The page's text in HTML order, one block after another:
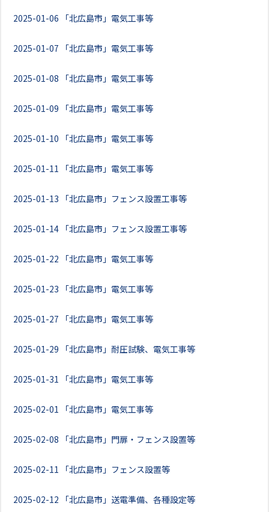
2025-01-06 「北広島市」電気工事等
2025-01-07 「北広島市」電気工事等
2025-01-08 「北広島市」電気工事等
2025-01-09 「北広島市」電気工事等
2025-01-10 「北広島市」電気工事等
2025-01-11 「北広島市」電気工事等
2025-01-13 「北広島市」フェンス設置工事等
2025-01-14 「北広島市」フェンス設置工事等
2025-01-22 「北広島市」電気工事等
2025-01-23 「北広島市」電気工事等
2025-01-27 「北広島市」電気工事等
2025-01-29 「北広島市」耐圧試験、電気工事等
2025-01-31 「北広島市」電気工事等
2025-02-01 「北広島市」電気工事等
2025-02-08 「北広島市」門扉・フェンス設置等
2025-02-11 「北広島市」フェンス設置等
2025-02-12 「北広島市」送電準備、各種設定等